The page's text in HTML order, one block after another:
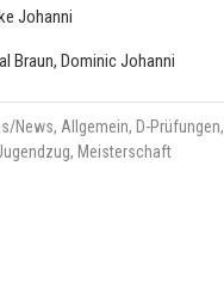
Johanni
Braun, Dominic Johanni
News, Allgemein, D-Prüfungen,
, Meisterschaft